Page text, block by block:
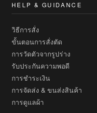
HELP & GUIDANCE
วิธีการสั่ง
ขั้นตอนการสั่งตัด
การวัดตัวจากรูปร่าง
รับประกันความพอดี
การชำระเงิน
การจัดส่ง & ขนส่งสินค้า
การดูแลผ้า